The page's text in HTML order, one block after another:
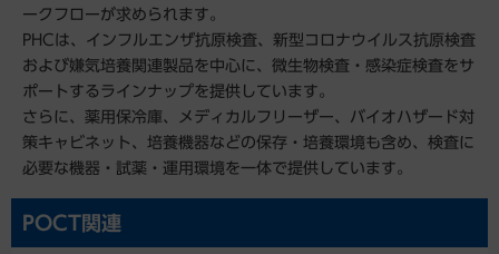
ークフローが求められます。
PHCは、インフルエンザ抗原検査、新型コロナウイルス抗原検査
および嫌気培養関連製品を中心に、微生物検査・感染症検査をサ
ポートするラインナップを提供しています。
さらに、薬用保冷庫、メディカルフリーザー、バイオハザード対
策キャビネット、培養機器などの保存・培養環境も含め、検査に
必要な機器・試薬・運用環境を一体で提供しています。
POCT関連